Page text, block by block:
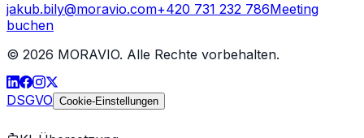
jakub.bily@moravio.com+420 731 232 786Meeting
buchen
© 2026 MORAVIO. Alle Rechte vorbehalten.
DSGVO Cookie-Einstellungen